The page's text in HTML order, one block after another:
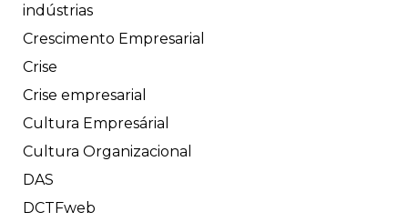
indústrias
Crescimento Empresarial
Crise
Crise empresarial
Cultura Empresárial
Cultura Organizacional
DAS
DCTFweb